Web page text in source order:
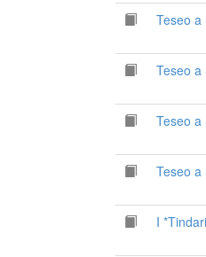
Teseo a
Teseo a
Teseo a
Teseo a
I